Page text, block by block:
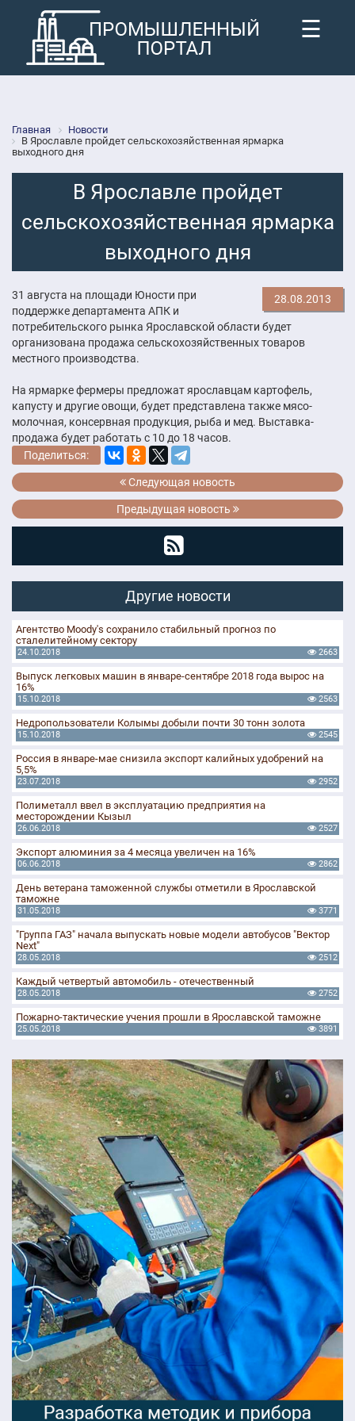
☰
Главная
Новости
В Ярославле пройдет сельскохозяйственная ярмарка
выходного дня
В Ярославле пройдет
сельскохозяйственная ярмарка
выходного дня
28.08.2013
31 августа на площади Юности при
поддержке департамента АПК и
потребительского рынка Ярославской области будет
организована продажа сельскохозяйственных товаров
местного производства.
На ярмарке фермеры предложат ярославцам картофель,
капусту и другие овощи, будет представлена также мясо-
молочная, консервная продукция, рыба и мед. Выставка-
продажа будет работать с 10 до 18 часов.
Поделиться:
Следующая новость
Предыдущая новость
Другие новости
Агентство Moody's сохранило стабильный прогноз по
сталелитейному сектору
24.10.2018 2663
Выпуск легковых машин в январе-сентябре 2018 года вырос на
16%
15.10.2018 2563
Недропользователи Колымы добыли почти 30 тонн золота
15.10.2018 2545
Россия в январе-мае снизила экспорт калийных удобрений на
5,5%
23.07.2018 2952
Полиметалл ввел в эксплуатацию предприятия на
месторождении Кызыл
26.06.2018 2527
Экспорт алюминия за 4 месяца увеличен на 16%
06.06.2018 2862
День ветерана таможенной службы отметили в Ярославской
таможне
31.05.2018 3771
"Группа ГАЗ" начала выпускать новые модели автобусов "Вектор
Next"
28.05.2018 2512
Каждый четвертый автомобиль - отечественный
28.05.2018 2752
Пожарно-тактические учения прошли в Ярославской таможне
25.05.2018 3891